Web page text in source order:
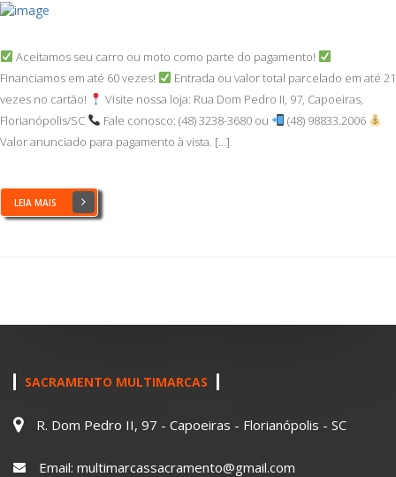
Aceitamos seu carro ou moto como parte do pagamento!
Financiamos em até 60 vezes!
Entrada ou valor total parcelado em até 21
vezes no cartão!
Visite nossa loja: Rua Dom Pedro II, 97, Capoeiras,
Florianópolis/SC
Fale conosco: (48) 3238-3680 ou
(48) 98833.2006
Valor anunciado para pagamento à vista. […]
LEIA MAIS
SACRAMENTO MULTIMARCAS
R. Dom Pedro II, 97 - Capoeiras - Florianópolis - SC
Email: multimarcassacramento@gmail.com